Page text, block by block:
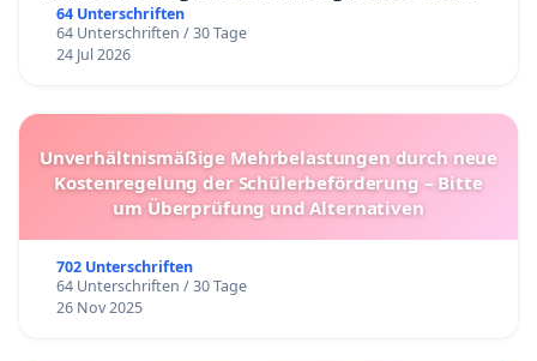
64 Unterschriften
64 Unterschriften / 30 Tage
24 Jul 2026
Unverhältnismäßige Mehrbelastungen durch neue
Kostenregelung der Schülerbeförderung – Bitte
um Überprüfung und Alternativen
702 Unterschriften
64 Unterschriften / 30 Tage
26 Nov 2025